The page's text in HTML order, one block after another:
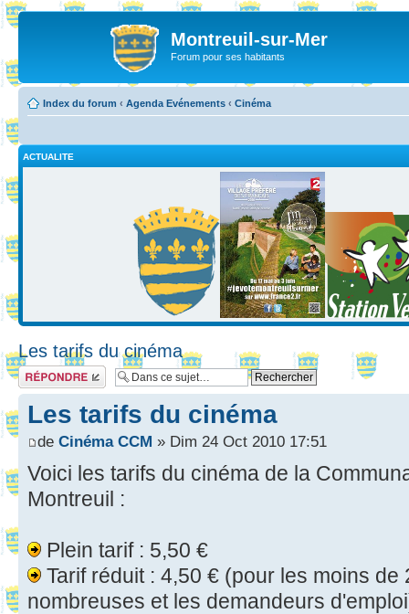
Montreuil-sur-Mer
Forum pour ses habitants
Index du forum ‹ Agenda Evénements ‹ Cinéma
ACTUALITE
Les tarifs du cinéma
Répondre
Les tarifs du cinéma
de Cinéma CCM » Dim 24 Oct 2010 17:51
Voici les tarifs du cinéma de la
Montreuil :
Plein tarif : 5,50 €
Tarif réduit : 4,50 € (pour les moins de
nombreuses et les demandeurs